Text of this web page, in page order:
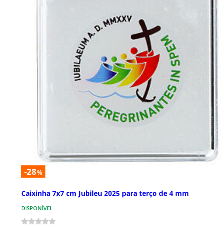
-28%
Caixinha 7x7 cm Jubileu 2025 para terço de 4 mm
DISPONÍVEL